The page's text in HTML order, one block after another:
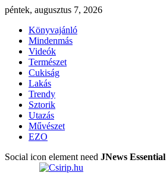
péntek, augusztus 7, 2026
Könyvajánló
Mindenmás
Videók
Természet
Cukiság
Lakás
Trendy
Sztorik
Utazás
Művészet
EZO
Social icon element need JNews Essential